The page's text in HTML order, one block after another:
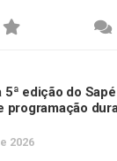
5ª edição do
programação
2026